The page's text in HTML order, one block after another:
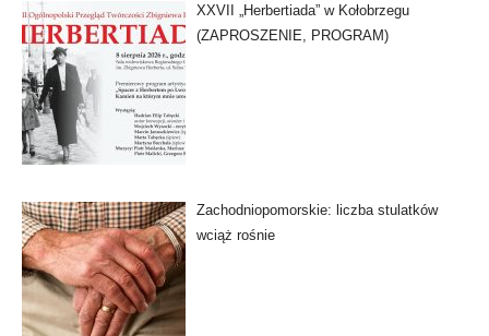
XXVII „Herbertiada” w Kołobrzegu
(ZAPROSZENIE, PROGRAM)
Zachodniopomorskie: liczba stulatków
wciąż rośnie